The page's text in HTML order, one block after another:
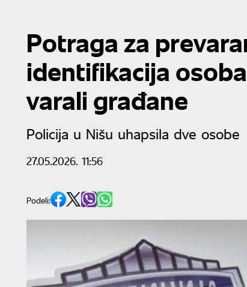
Potraga za
identifikacija
varali građane
Policija u Nišu uhapsila dve osobe
27.05.2026. 11:56
Podeli: